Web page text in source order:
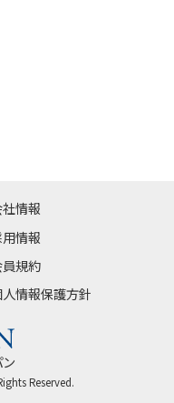
情報
情報
規約
情報保護方針
Reserved.